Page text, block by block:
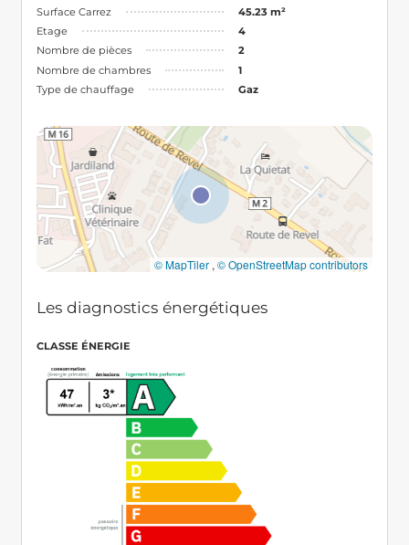
Surface Carrez
45.23 m²
Etage
4
Nombre de pièces
2
Nombre de chambres
1
Type de chauffage
Gaz
© MapTiler ,© OpenStreetMap contributors
Les diagnostics énergétiques
CLASSE ÉNERGIE